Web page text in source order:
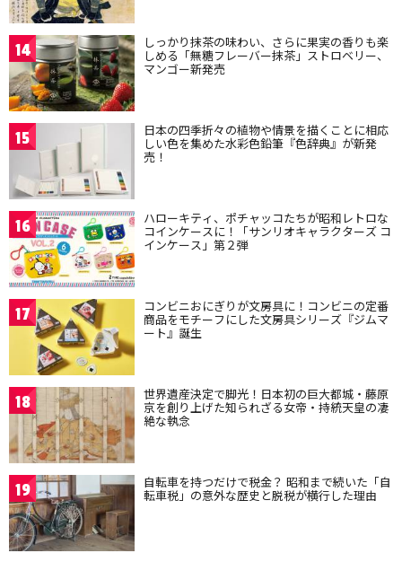
14 しっかり抹茶の味わい、さらに果実の香りも楽
しめる「無糖フレーバー抹茶」ストロベリー、
マンゴー新発売
15 日本の四季折々の植物や情景を描くことに相応
しい色を集めた水彩色鉛筆『色辞典』が新発
売！
16 ハローキティ、ポチャッコたちが昭和レトロな
コインケースに！「サンリオキャラクターズ コ
インケース」第２弾
17 コンビニおにぎりが文房具に！コンビニの定番
商品をモチーフにした文房具シリーズ『ジムマ
ート』誕生
18 世界遺産決定で脚光！日本初の巨大都城・藤原
京を創り上げた知られざる女帝・持統天皇の凄
絶な執念
19 自転車を持つだけで税金？ 昭和まで続いた「自
転車税」の意外な歴史と脱税が横行した理由